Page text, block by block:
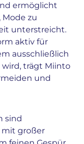
ermöglicht
zu
unterstreicht.
aktiv für
ausschließlich
trägt Miinto
und
sind
mit großer